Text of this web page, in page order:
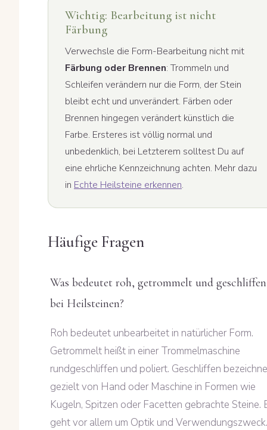
Wichtig: Bearbeitung ist nicht
Färbung
Verwechsle die Form-Bearbeitung nicht mit
Färbung oder Brennen: Trommeln und
Schleifen verändern nur die Form, der Stein
bleibt echt und unverändert. Färben oder
Brennen hingegen verändert künstlich die
Farbe. Ersteres ist völlig normal und
unbedenklich, bei Letzterem solltest Du auf
eine ehrliche Kennzeichnung achten. Mehr dazu
in Echte Heilsteine erkennen.
Häufige Fragen
Was bedeutet roh, getrommelt und geschliffen
bei Heilsteinen?
Roh bedeutet unbearbeitet in natürlicher Form.
Getrommelt heißt in einer Trommelmaschine
rundgeschliffen und poliert. Geschliffen
gezielt von Hand oder Maschine in Formen wie
Kugeln, Spitzen oder Facetten gebrachte Steine.
geht vor allem um Optik und Verwendungszweck.